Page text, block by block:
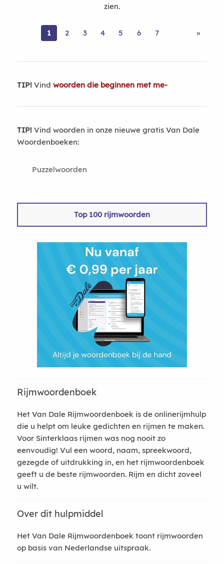
zien.
1 2 3 4 5 6 7 »
TIP!Vind woorden die beginnen met me-
TIP!Vind woorden in onze nieuwe gratis Van Dale
Woordenboeken:
Puzzelwoorden
Top 100 rijmwoorden
Rijmwoordenboek
Het Van Dale Rijmwoordenboek is de onlinerijmhulp
die u helpt om leuke gedichten en rijmen te maken.
Voor Sinterklaas rijmen was nog nooit zo
eenvoudig! Vul een woord, naam, spreekwoord,
gezegde of uitdrukking in, en het rijmwoordenboek
geeft u de beste rijmwoorden. Rijm en dicht zoveel
u wilt.
Over dit hulpmiddel
Het Van Dale Rijmwoordenboek toont rijmwoorden
op basis van Nederlandse uitspraak.